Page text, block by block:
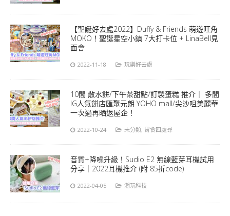
【聖誕好去處2022】Duffy & Friends 萌遊旺角
MOKO！聖誕星空小鎮 7大打卡位 + LinaBell見
面會
2022-11-18 玩樂好去處
10間 散水餅/下午茶甜點/訂製蛋糕 推介｜ 多間
IG人氣餅店匯聚元朗 YOHO mall/尖沙咀美麗華
一次過再晒返屋企！
2022-10-24 未分類, 胃食四處尋
音質+降噪升級！Sudio E2 無線藍芽耳機試用
分享｜2022耳機推介 (附 85折code)
2022-04-05 潮玩科技